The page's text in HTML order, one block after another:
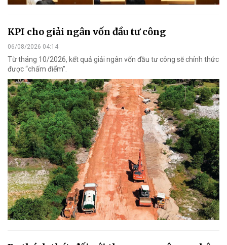
KPI cho giải ngân vốn đầu tư công
06/08/2026 04:14
Từ tháng 10/2026, kết quả giải ngân vốn đầu tư công sẽ chính thức
được “chấm điểm”.